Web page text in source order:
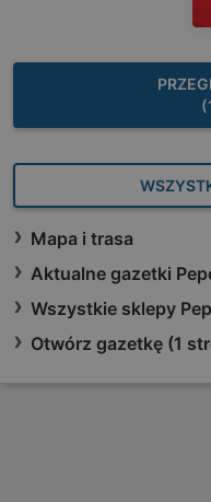
Mapa i trasa
Aktualne gazetki
Wszystkie sklepy
Otwórz gazetkę (1